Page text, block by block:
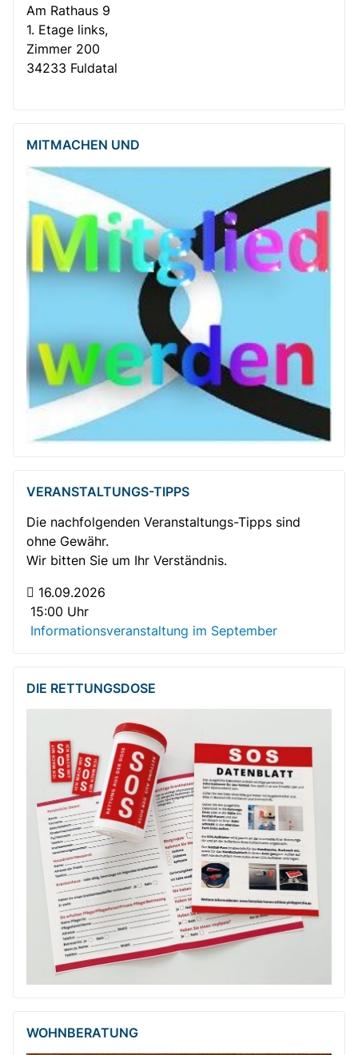
Gemütlicher Plausch bei Kaffee und Kuchen
Am Rathaus 9
1. Etage links,
Zimmer 200
34233 Fuldatal
MITMACHEN UND
VERANSTALTUNGS-TIPPS
Die nachfolgenden Veranstaltungs-Tipps sind
ohne Gewähr.
Wir bitten Sie um Ihr Verständnis.
16.09.2026
15:00 Uhr
Informationsveranstaltung im September
DIE RETTUNGSDOSE
WOHNBERATUNG